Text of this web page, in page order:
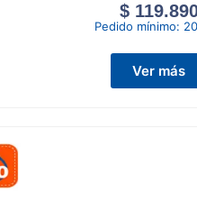
$
Pedido mínimo:
Ver más